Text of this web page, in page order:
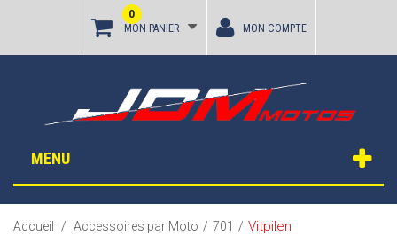
MON PANIER
0
MON COMPTE
MENU
Accueil / Accessoires par Moto / 701 / Vitpilen